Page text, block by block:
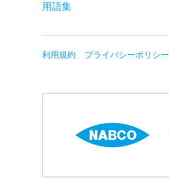
用語集
利用規約 プライバシーポリシー